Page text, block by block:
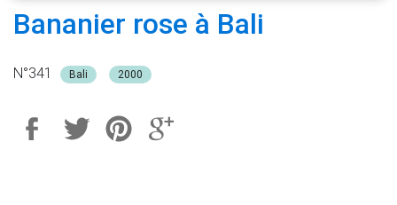
Bananier rose à Bali
N°341 Bali 2000